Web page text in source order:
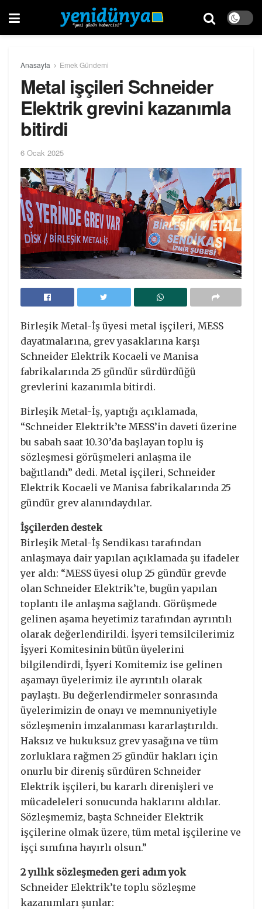
Anasayfa Emek Gündemi
Metal işçileri Schneider
Elektrik grevini kazanımla
bitirdi
6 Ocak 2025
Birleşik Metal-İş üyesi metal işçileri, MESS
dayatmalarına, grev yasaklarına karşı
Schneider Elektrik Kocaeli ve Manisa
fabrikalarında 25 gündür sürdürdüğü
grevlerini kazanımla bitirdi.
Birleşik Metal-İş, yaptığı açıklamada,
“Schneider Elektrik’te MESS’in daveti üzerine
bu sabah saat 10.30’da başlayan toplu iş
sözleşmesi görüşmeleri anlaşma ile
bağıtlandı” dedi. Metal işçileri, Schneider
Elektrik Kocaeli ve Manisa fabrikalarında 25
gündür grev alanındaydılar.
İşçilerden destek
Birleşik Metal-İş Sendikası tarafından
anlaşmaya dair yapılan açıklamada şu ifadeler
yer aldı: “MESS üyesi olup 25 gündür grevde
olan Schneider Elektrik’te, bugün yapılan
toplantı ile anlaşma sağlandı. Görüşmede
gelinen aşama heyetimiz tarafından ayrıntılı
olarak değerlendirildi. İşyeri temsilcilerimiz
İşyeri Komitesinin bütün üyelerini
bilgilendirdi, İşyeri Komitemiz ise gelinen
aşamayı üyelerimiz ile ayrıntılı olarak
paylaştı. Bu değerlendirmeler sonrasında
üyelerimizin de onayı ve memnuniyetiyle
sözleşmenin imzalanması kararlaştırıldı.
Haksız ve hukuksuz grev yasağına ve tüm
zorluklara rağmen 25 gündür hakları için
onurlu bir direniş sürdüren Schneider
Elektrik işçileri, bu kararlı direnişleri ve
mücadeleleri sonucunda haklarını aldılar.
Sözleşmemiz, başta Schneider Elektrik
işçilerine olmak üzere, tüm metal işçilerine ve
işçi sınıfına hayırlı olsun.”
2 yıllık sözleşmeden geri adım yok
Schneider Elektrik’te toplu sözleşme
kazanımları şunlar: